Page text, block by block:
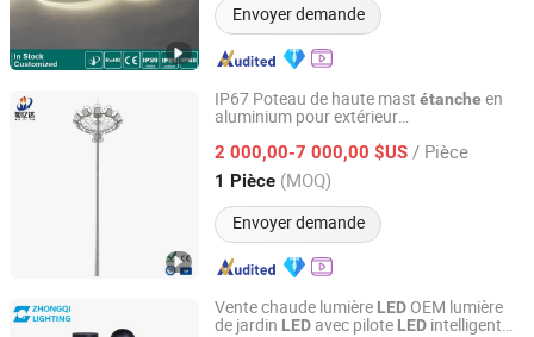
100m 1 2 3 4 Km
Envoyer demande
IP67 Poteau de haute mast étanche en
aluminium pour extérieur
LEDsolaireéclairage lumière
2 000,00-7 000,00 $US / Pièce
1 Pièce (MOQ)
Envoyer demande
Jiangsu Xuyida Construction Engineering Co., Ltd
Depuis 2023
Vente chaude lumière LED OEM lumière
de jardin LED avec pilote LED intelligent